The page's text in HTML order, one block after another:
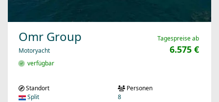
Omr Group
Motoryacht
verfügbar
Tagespreise ab
6.575 €
Standort
Split
Personen
8